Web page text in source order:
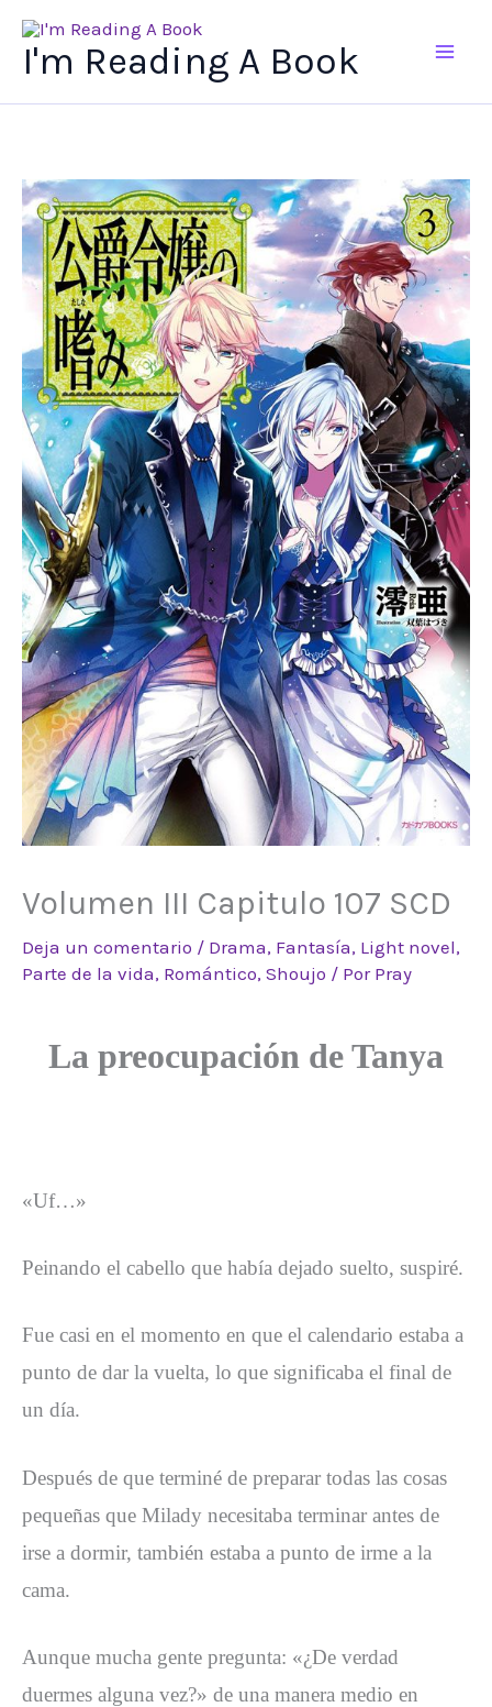
I'm Reading A Book
Volumen III Capitulo 107 SCD
Deja un comentario / Drama, Fantasía, Light novel,
Parte de la vida, Romántico, Shoujo / Por Pray
La preocupación de Tanya
«Uf…»
Peinando el cabello que había dejado suelto, suspiré.
Fue casi en el momento en que el calendario estaba a
punto de dar la vuelta, lo que significaba el final de
un día.
Después de que terminé de preparar todas las cosas
pequeñas que Milady necesitaba terminar antes de
irse a dormir, también estaba a punto de irme a la
cama.
Aunque mucha gente pregunta: «¿De verdad
duermes alguna vez?» de una manera medio en